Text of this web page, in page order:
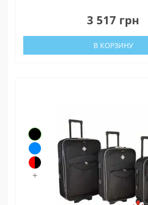
3 517 грн
В КОРЗИНУ
+